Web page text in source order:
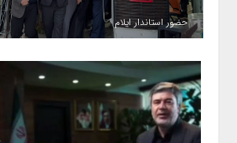
حضور استاندار ایلام